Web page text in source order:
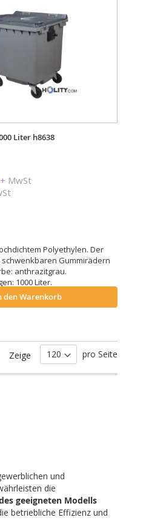
Liter h8638
+ MwSt
Polyethylen. Der
schwenkbaren Gummirädern
anthrazitgrau.
1000 Liter.
den Warenkorb
Zeige pro Seite
und
die
geeigneten Modells
betriebliche Effizienz und